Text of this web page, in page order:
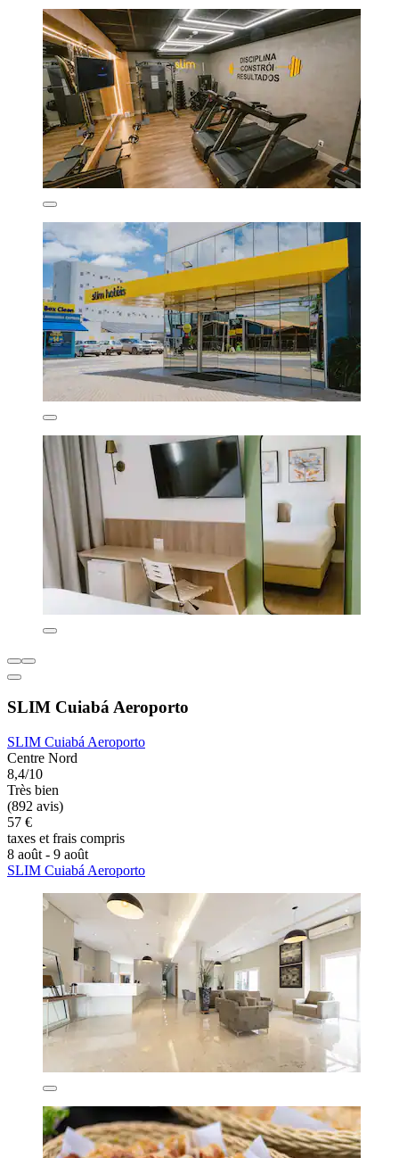
SLIM Cuiabá Aeroporto
SLIM Cuiabá Aeroporto
Centre Nord
8,4/10
Très bien
(892 avis)
57 €
taxes et frais compris
8 août - 9 août
SLIM Cuiabá Aeroporto